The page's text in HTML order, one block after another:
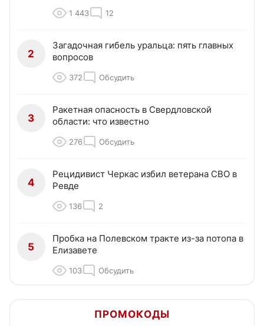
1 443 12
2
Загадочная гибель уральца: пять главных
вопросов
372 Обсудить
3
Ракетная опасность в Свердловской
области: что известно
276 Обсудить
4
Рецидивист Черкас избил ветерана СВО в
Ревде
136 2
5
Пробка на Полевском тракте из-за потопа в
Елизавете
103 Обсудить
ПРОМОКОДЫ